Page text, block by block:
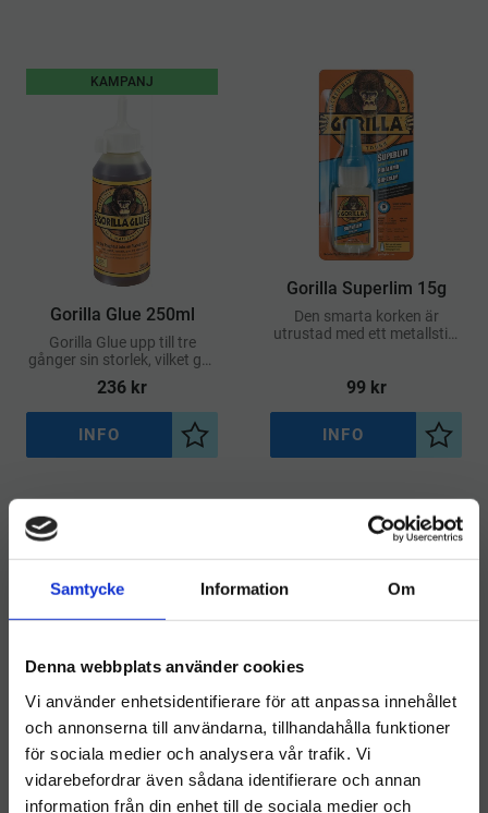
Samtycke Information Om
Denna webbplats använder cookies
Vi använder enhetsidentifierare för att anpassa innehållet
och annonserna till användarna, tillhandahålla funktioner
för sociala medier och analysera vår trafik. Vi
vidarebefordrar även sådana identifierare och annan
information från din enhet till de sociala medier och
Gorilla Glue 250ml
Gorilla Glue upp till tre
gånger sin storlek, vilket gör
att limmet tränger in i
materialet och skapar en
mycket stark
236 kr
KAMPANJ
Lägg till i önskelista
INFO
Gorilla Superlim 15g
Den smarta korken är
utrustad med ett metallstift
99kr
Lägg
INFO
KAMPANJ POPULÄR